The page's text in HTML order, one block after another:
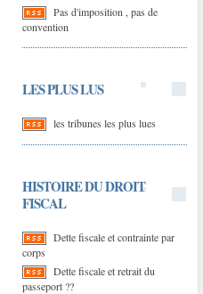
Pas d'imposition , pas de
convention
LES PLUS LUS
les tribunes les plus lues
HISTOIRE DU DROIT
FISCAL
Dette fiscale et contrainte par
corps
Dette fiscale et retrait du
passeport ??